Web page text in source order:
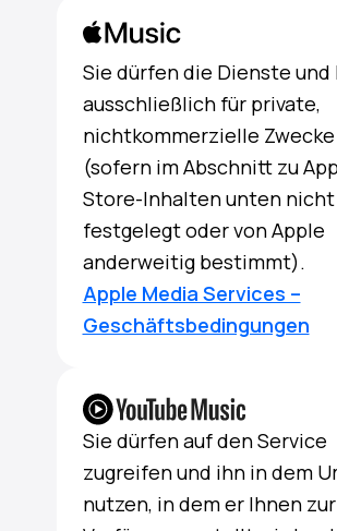
Sie dürfen die Dienste
ausschließlich für private,
nichtkommerzielle
(sofern im Abschnitt zu
Store-Inhalten unten nicht
festgelegt oder von Apple
anderweitig bestimmt).
Apple Media Services –
Geschäftsbedingungen
Sie dürfen auf den Service
zugreifen und ihn in dem
nutzen, in dem er Ihnen zur